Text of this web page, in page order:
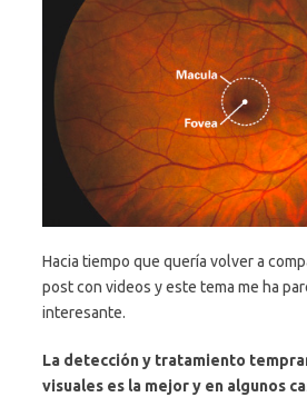
Hacia tiempo que quería volver a
post con videos y este tema me ha
interesante.
La detección y tratamiento
visuales es la mejor y en algunos